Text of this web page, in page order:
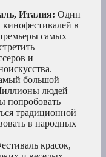
Италия: Один
в
самых
и
большой
людей
попробовать
традиционной
в народных
красок,